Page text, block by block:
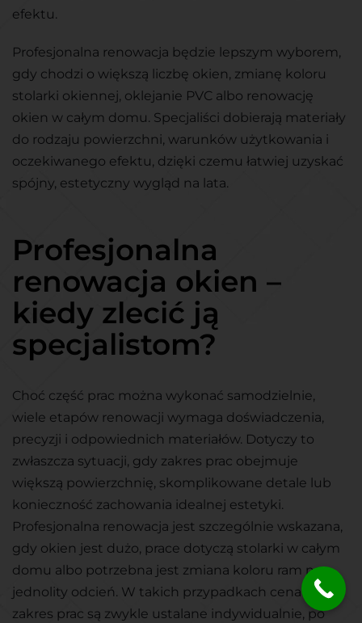
efektu.
Profesjonalna renowacja będzie lepszym wyborem,
gdy chodzi o większą liczbę okien, zmianę koloru
stolarki okiennej, oklejanie PVC albo renowację
okien w całym domu. Specjaliści dobierają materiały
do rodzaju powierzchni, warunków użytkowania i
oczekiwanego efektu, dzięki czemu łatwiej uzyskać
spójny, estetyczny wygląd na lata.
Profesjonalna
renowacja okien –
kiedy zlecić ją
specjalistom?
Choć część prac można wykonać samodzielnie,
wiele etapów renowacji wymaga doświadczenia,
precyzji i odpowiednich materiałów. Dotyczy to
zwłaszcza sytuacji, gdy zakres prac obejmuje
większą powierzchnię, skomplikowane detale lub
konieczność zachowania idealnej estetyki.
Profesjonalna renowacja jest szczególnie wskazana,
gdy okien jest dużo, prace dotyczą stolarki w całym
domu albo potrzebna jest zmiana koloru ram na
jednolity odcień. W takich przypadkach cena i
zakres prac są zwykle ustalane indywidualnie, po